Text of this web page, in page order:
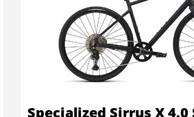
Specialized Sirrus X 4.0